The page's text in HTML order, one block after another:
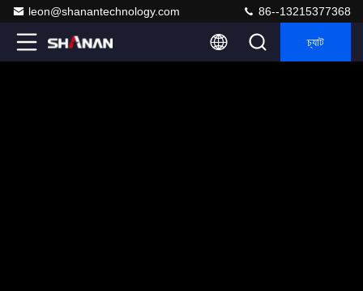
leon@shanantechnology.com 86--13215377368
চ্যাট